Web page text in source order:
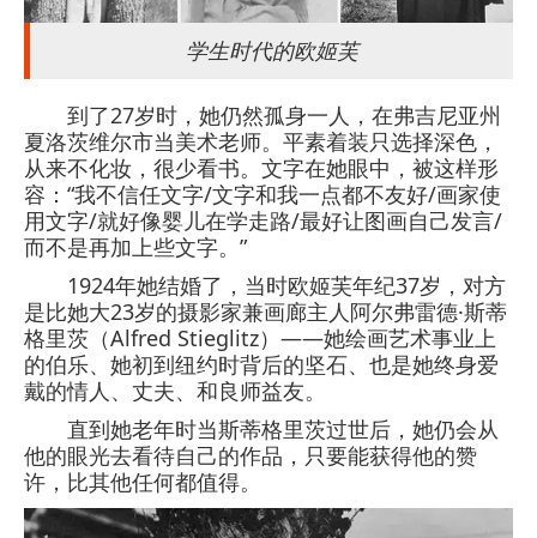
学生时代的欧姬芙
到了27岁时，她仍然孤身一人，在弗吉尼亚州
夏洛茨维尔市当美术老师。平素着装只选择深色，
从来不化妆，很少看书。文字在她眼中，被这样形
容：“我不信任文字/文字和我一点都不友好/画家使
用文字/就好像婴儿在学走路/最好让图画自己发言/
而不是再加上些文字。”
1924年她结婚了，当时欧姬芙年纪37岁，对方
是比她大23岁的摄影家兼画廊主人阿尔弗雷德·斯蒂
格里茨（Alfred Stieglitz）——她绘画艺术事业上
的伯乐、她初到纽约时背后的坚石、也是她终身爱
戴的情人、丈夫、和良师益友。
直到她老年时当斯蒂格里茨过世后，她仍会从
他的眼光去看待自己的作品，只要能获得他的赞
许，比其他任何都值得。